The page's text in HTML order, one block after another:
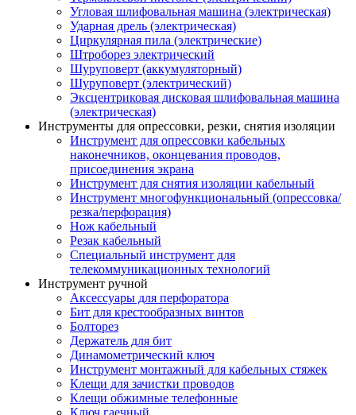
Угловая шлифовальная машина (электрическая)
Ударная дрель (электрическая)
Циркулярная пила (электрические)
Штроборез электрический
Шуруповерт (аккумуляторный)
Шуруповерт (электрический)
Эксцентриковая дисковая шлифовальная машина
(электрическая)
Инструменты для опрессовки, резки, снятия изоляции
Инструмент для опрессовки кабельных
наконечников, оконцевания проводов,
присоединения экрана
Инструмент для снятия изоляции кабельный
Инструмент многофункциональный (опрессовка/
резка/перфорация)
Нож кабельный
Резак кабельный
Специальный инструмент для
телекоммуникационных технологий
Инструмент ручной
Аксессуары для перфоратора
Бит для крестообразных винтов
Болторез
Держатель для бит
Динамометрический ключ
Инструмент монтажный для кабельных стяжек
Клещи для зачистки проводов
Клещи обжимные телефонные
Ключ гаечный